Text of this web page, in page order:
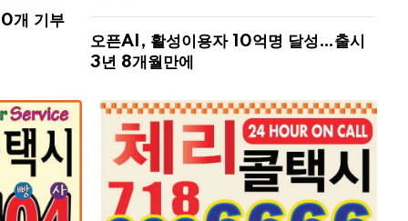
개 기부
오픈AI, 활성이용자 10억명 달성…출시
3년 8개월만에